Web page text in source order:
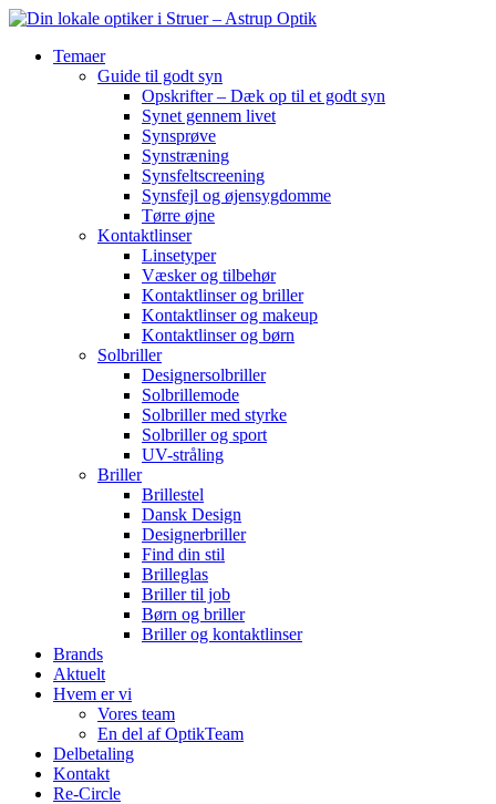
Temaer
Guide til godt syn
Opskrifter – Dæk op til et godt syn
Synet gennem livet
Synsprøve
Synstræning
Synsfeltscreening
Synsfejl og øjensygdomme
Tørre øjne
Kontaktlinser
Linsetyper
Væsker og tilbehør
Kontaktlinser og briller
Kontaktlinser og makeup
Kontaktlinser og børn
Solbriller
Designersolbriller
Solbrillemode
Solbriller med styrke
Solbriller og sport
UV-stråling
Briller
Brillestel
Dansk Design
Designerbriller
Find din stil
Brilleglas
Briller til job
Børn og briller
Briller og kontaktlinser
Brands
Aktuelt
Hvem er vi
Vores team
En del af OptikTeam
Delbetaling
Kontakt
Re-Circle